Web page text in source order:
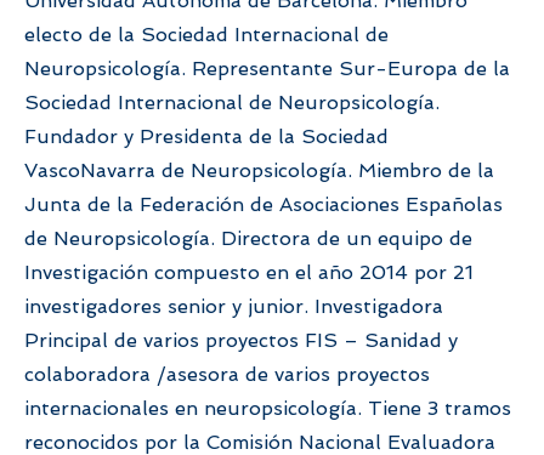
electo de la Sociedad Internacional de
Neuropsicología. Representante Sur-Europa de la
Sociedad Internacional de Neuropsicología.
Fundador y Presidenta de la Sociedad
VascoNavarra de Neuropsicología. Miembro de la
Junta de la Federación de Asociaciones Españolas
de Neuropsicología. Directora de un equipo de
Investigación compuesto en el año 2014 por 21
investigadores senior y junior. Investigadora
Principal de varios proyectos FIS – Sanidad y
colaboradora /asesora de varios proyectos
internacionales en neuropsicología. Tiene 3 tramos
reconocidos por la Comisión Nacional Evaluadora